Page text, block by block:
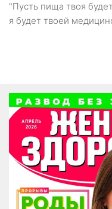
"Пусть пища твоя
я будет твоей